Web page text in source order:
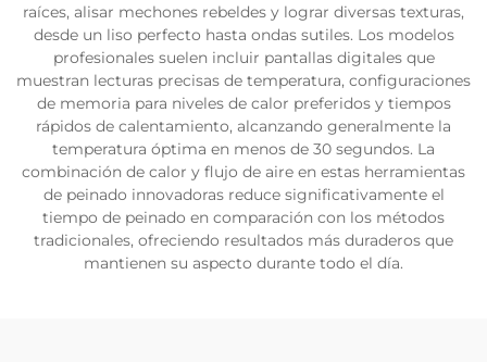
raíces, alisar mechones rebeldes y lograr diversas texturas,
desde un liso perfecto hasta ondas sutiles. Los modelos
profesionales suelen incluir pantallas digitales que
muestran lecturas precisas de temperatura, configuraciones
de memoria para niveles de calor preferidos y tiempos
rápidos de calentamiento, alcanzando generalmente la
temperatura óptima en menos de 30 segundos. La
combinación de calor y flujo de aire en estas herramientas
de peinado innovadoras reduce significativamente el
tiempo de peinado en comparación con los métodos
tradicionales, ofreciendo resultados más duraderos que
mantienen su aspecto durante todo el día.